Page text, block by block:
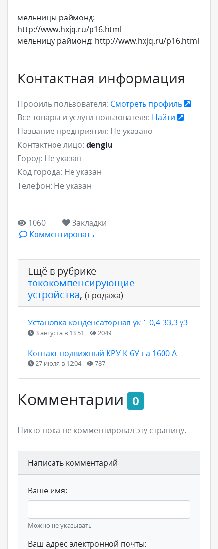
мельницы раймонд:
http://www.hxjq.ru/p16.html
мельницу раймонд: http://www.hxjq.ru/p16.html
Контактная информация
Профиль пользователя: Смотреть профиль
Все товары и услуги пользователя: Найти
Название предприятия: Не указано
Контактное лицо: denglu
Город: Не указан
Код города: Не указан
Телефон: Не указан
1060
Закладки
Комментировать
Ещё в рубрике
тококомпенсирующие
устройства, (продажа)
Установка конденсаторная ук 1-0,4-33,3 у3
3 августа в 13:51 2049
Контакт подвижный КРУ К-6У на 1600 А
27 июля в 12:04 787
Комментарии 0
Никто пока не комментировал эту страницу.
Написать комментарий
Ваше имя:
Можно не указывать
Ваш адрес электронной почты: